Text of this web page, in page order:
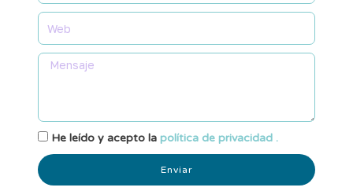
He leído y acepto la política de privacidad .
Enviar